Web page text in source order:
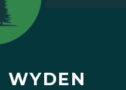
WYDEN